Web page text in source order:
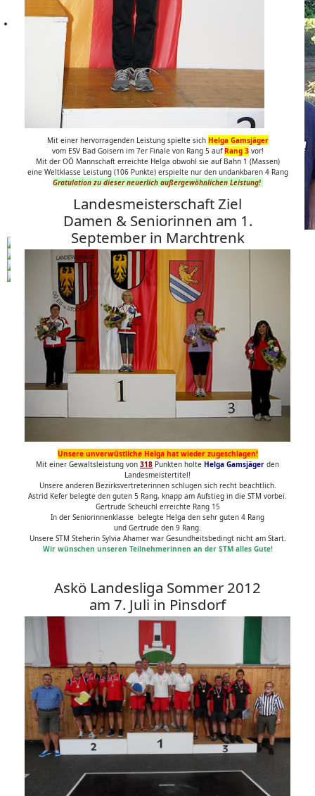
Mit einer hervorragenden Leistung spielte sich Helga Gamsjäger
vom ESV Bad Goisern im 7er Finale von Rang 5 aufRang 3vor!
Mit der OÖ Mannschaft erreichte Helga obwohl sie auf Bahn 1 (Massen)
eine Weltklasse Leistung (106 Punkte) erspielte nur den undankbaren 4 Rang
Gratulation zu dieser neuerlich außergewöhnlichen Leistung!
Landesmeisterschaft Ziel
Damen & Seniorinnen am 1.
September in Marchtrenk
Unsere unverwüstliche Helga hat wieder zugeschlagen!
Mit einer Gewaltsleistung von 318 Punkten holte Helga Gamsjäger den
Landesmeistertitel!
Unsere anderen Bezirksvertreterinnen schlugen sich recht beachtlich.
Astrid Kefer belegte den guten 5 Rang, knapp am Aufstieg in die STM vorbei.
Gertrude Scheuchl erreichte Rang 15
In der Seniorinnenklasse belegte Helga den sehr guten 4 Rang
und Gertrude den 9 Rang.
Unsere STM Steherin Sylvia Ahamer war Gesundheitsbedingt nicht am Start.
Wir wünschen unseren Teilnehmerinnen an der STM alles Gute!
Askö Landesliga Sommer 2012
am 7. Juli in Pinsdorf